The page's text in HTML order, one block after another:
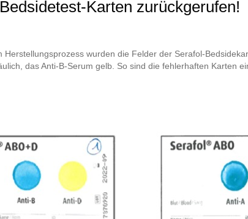
Karten zurückgerufen!
Herstellungsprozess wurden die Felder der Serafol-
das Anti-B-Serum gelb. So sind die fehlerhaften Karten